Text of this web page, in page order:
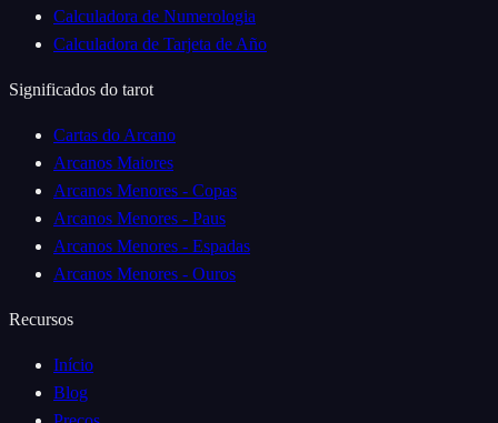
Calculadora de Numerologia
Calculadora de Tarjeta de Año
Significados do tarot
Cartas do Arcano
Arcanos Maiores
Arcanos Menores - Copas
Arcanos Menores - Paus
Arcanos Menores - Espadas
Arcanos Menores - Ouros
Recursos
Início
Blog